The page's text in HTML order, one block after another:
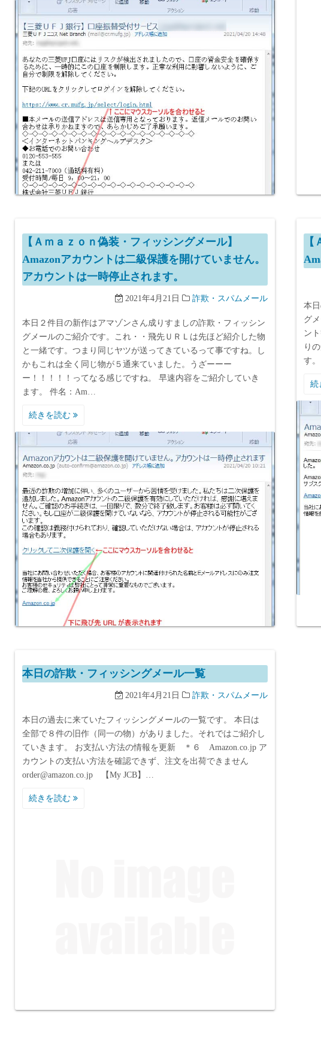
【Ａｍａｚｏｎ偽装・フィッシングメール】
Amazonアカウントは二級保護を開けていません。
アカウントは一時停止されます。
2021年4月21日 詐欺・スパムメール
本日２件目の新作はアマゾンさん成りすましの詐欺・フィッシン
グメールのご紹介です。これ・・飛先ＵＲＬは先ほど紹介した物
と一緒です。つまり同じヤツが送ってきているって事ですね。し
かもこれは全く同じ物が５通来ていました。うざーーー
ー！！！！！ってなる感じですね。 早速内容をご紹介していき
ます。 件名：Am…
続きを読む
本
グ
ン
り
す
続
本日の詐欺・フィッシングメール一覧
2021年4月21日 詐欺・スパムメール
本日の過去に来ていたフィッシングメールの一覧です。 本日は
全部で８件の旧作（同一の物）がありました。それではご紹介し
ていきます。 お支払い方法の情報を更新 ＊６ Amazon.co.jp ア
カウントの支払い方法を確認できず、注文を出荷できません
order@amazon.co.jp 【My JCB】…
続きを読む